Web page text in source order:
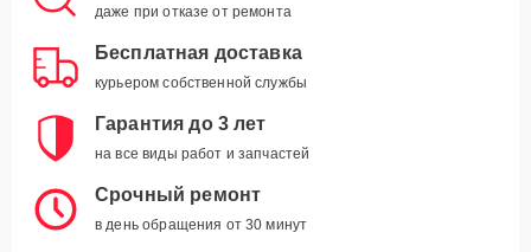
даже при отказе от ремонта
Бесплатная доставка
курьером собственной службы
Гарантия до 3 лет
на все виды работ и запчастей
Срочный ремонт
в день обращения от 30 минут